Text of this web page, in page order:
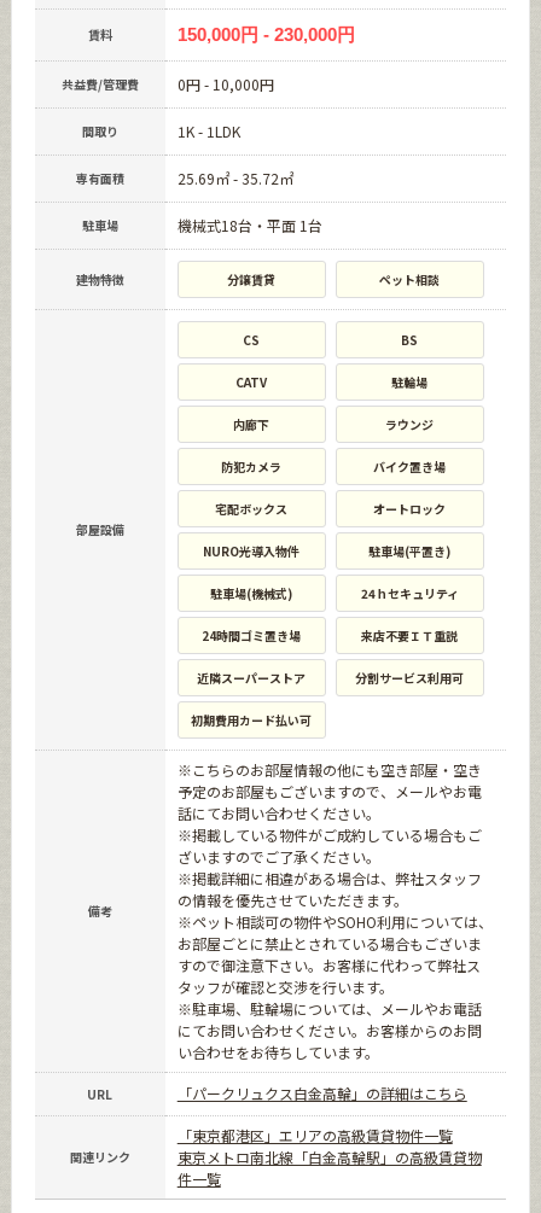
賃料 150,000円 - 230,000円
共益費/管理費 0円 - 10,000円
間取り 1K - 1LDK
専有面積 25.69㎡ - 35.72㎡
駐車場 機械式18台・平面 1台
建物特徴 分譲賃貸 ペット相談
部屋設備
CS BS
CATV 駐輪場
内廊下 ラウンジ
防犯カメラ バイク置き場
宅配ボックス オートロック
NURO光導入物件 駐車場(平置き)
駐車場(機械式) 24ｈセキュリティ
24時間ゴミ置き場 来店不要ＩＴ重説
近隣スーパーストア 分割サービス利用可
初期費用カード払い可
備考
※こちらのお部屋情報の他にも空き部屋・空き
予定のお部屋もございますので、メールやお電
話にてお問い合わせください。
※掲載している物件がご成約している場合もご
ざいますのでご了承ください。
※掲載詳細に相違がある場合は、弊社スタッフ
の情報を優先させていただきます。
※ペット相談可の物件やSOHO利用については、
お部屋ごとに禁止とされている場合もございま
すので御注意下さい。お客様に代わって弊社ス
タッフが確認と交渉を行います。
※駐車場、駐輪場については、メールやお電話
にてお問い合わせください。お客様からのお問
い合わせをお待ちしています。
URL 「パークリュクス白金高輪」の詳細はこちら
関連リンク
「東京都港区」エリアの高級賃貸物件一覧
東京メトロ南北線「白金高輪駅」の高級賃貸物
件一覧